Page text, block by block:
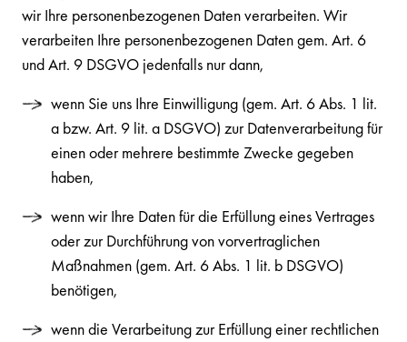
wir Ihre personenbezogenen Daten verarbeiten. Wir
verarbeiten Ihre personenbezogenen Daten gem. Art. 6
und Art. 9 DSGVO jedenfalls nur dann,
wenn Sie uns Ihre Einwilligung (gem. Art. 6 Abs. 1 lit.
a bzw. Art. 9 lit. a DSGVO) zur Datenverarbeitung für
einen oder mehrere bestimmte Zwecke gegeben
haben,
wenn wir Ihre Daten für die Erfüllung eines Vertrages
oder zur Durchführung von vorvertraglichen
Maßnahmen (gem. Art. 6 Abs. 1 lit. b DSGVO)
benötigen,
wenn die Verarbeitung zur Erfüllung einer rechtlichen